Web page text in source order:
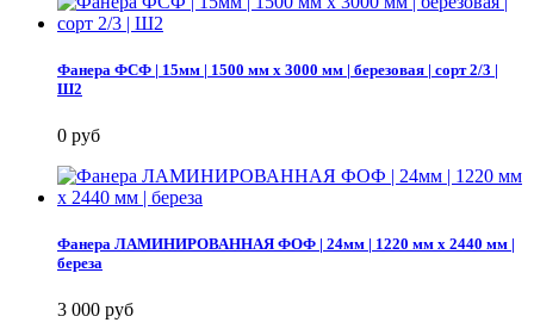
Фанера ФСФ | 15мм | 1500 мм х 3000 мм | березовая | сорт 2/3 |
Ш2
0 руб
Фанера ЛАМИНИРОВАННАЯ ФОФ | 24мм | 1220 мм х 2440 мм |
береза
3 000 руб